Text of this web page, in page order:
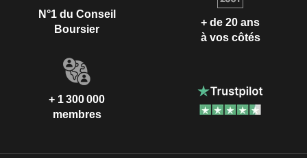
N°1 du Conseil
Boursier
+ de 20 ans
à vos côtés
+ 1 300 000
membres